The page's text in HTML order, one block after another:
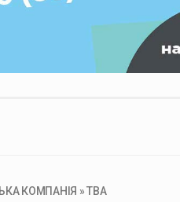
КОМПАНІЯ » ТВА